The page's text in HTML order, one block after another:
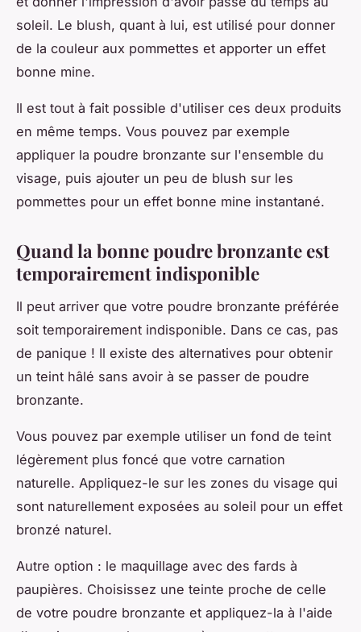
soleil. Le blush, quant à lui, est utilisé pour donner
de la couleur aux pommettes et apporter un effet
bonne mine.
Il est tout à fait possible d'utiliser ces deux produits
en même temps. Vous pouvez par exemple
appliquer la poudre bronzante sur l'ensemble du
visage, puis ajouter un peu de blush sur les
pommettes pour un effet bonne mine instantané.
Quand la bonne poudre bronzante est
temporairement indisponible
Il peut arriver que votre poudre bronzante préférée
soit temporairement indisponible. Dans ce cas, pas
de panique ! Il existe des alternatives pour obtenir
un teint hâlé sans avoir à se passer de poudre
bronzante.
Vous pouvez par exemple utiliser un fond de teint
légèrement plus foncé que votre carnation
naturelle. Appliquez-le sur les zones du visage qui
sont naturellement exposées au soleil pour un effet
bronzé naturel.
Autre option : le maquillage avec des fards à
paupières. Choisissez une teinte proche de celle
de votre poudre bronzante et appliquez-la à l'aide